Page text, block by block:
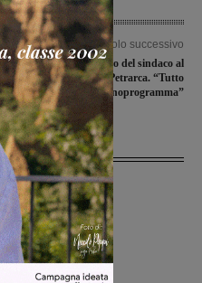
Articolo successivo
Incisa: sopralluogo del sindaco al
cantiere della scuola Petrarca. “Tutto
procede secondo il cronoprogramma”